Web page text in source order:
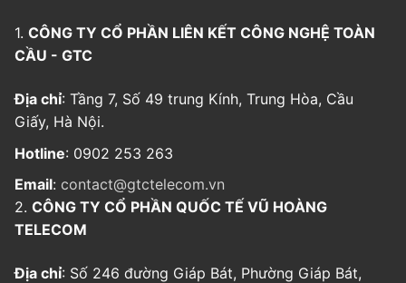
1. CÔNG TY CỔ PHẦN LIÊN KẾT CÔNG NGHỆ TOÀN
CẦU - GTC
Địa chỉ: Tầng 7, Số 49 trung Kính, Trung Hòa, Cầu
Giấy, Hà Nội.
Hotline: 0902 253 263
Email: contact@gtctelecom.vn
2. CÔNG TY CỔ PHẦN QUỐC TẾ VŨ HOÀNG
TELECOM
Địa chỉ: Số 246 đường Giáp Bát, Phường Giáp Bát,